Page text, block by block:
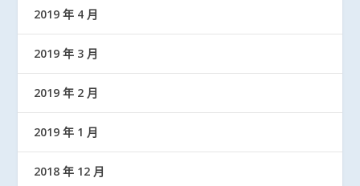
2019 年 4 月
2019 年 3 月
2019 年 2 月
2019 年 1 月
2018 年 12 月